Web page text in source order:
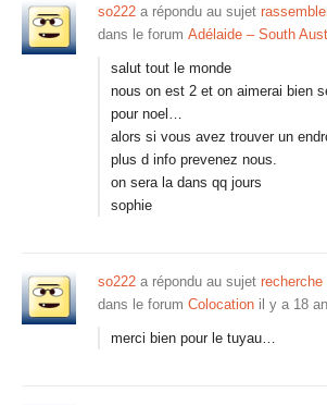
so222 a répondu au sujet
dans le forum Adélaide – South
salut tout le monde
nous on est 2 et on aimerai bien
pour noel…
alors si vous avez trouver un
plus d info prevenez nous.
on sera la dans qq jours
sophie
so222 a répondu au sujet recherche
dans le forum Colocation il y a 18
merci bien pour le tuyau…